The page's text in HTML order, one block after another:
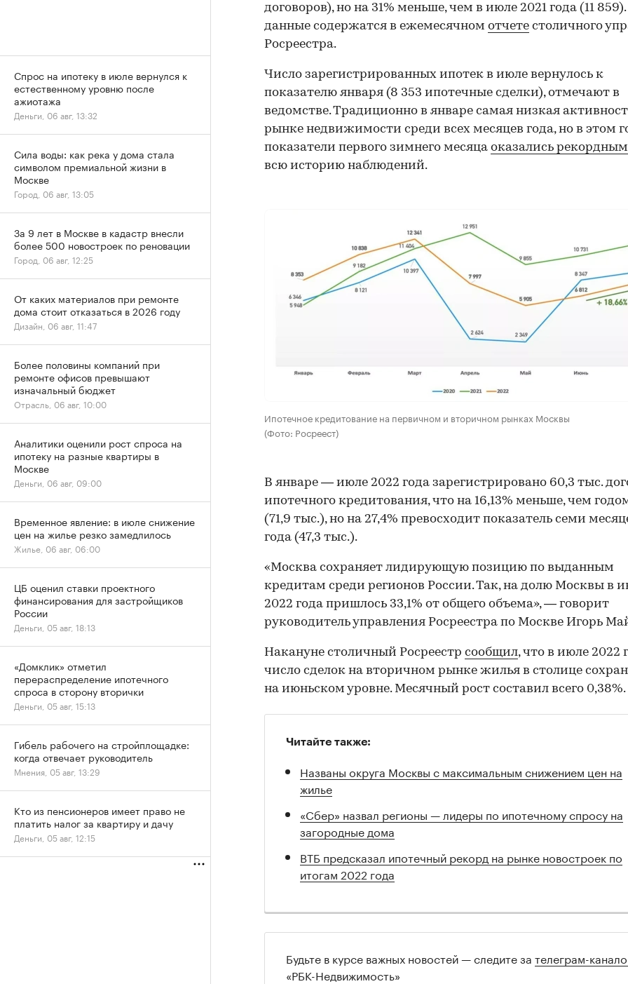
договоров), но на 31% меньше, чем в июле 2021 года (11
данные содержатся в ежемесячном отчете столичного
Росреестра.
Число зарегистрированных ипотек в июле вернулось к
показателю января (8 353 ипотечные сделки), отмечают в
ведомстве. Традиционно в январе самая низкая
рынке недвижимости среди всех месяцев года, но в этом
показатели первого зимнего месяца оказались
всю историю наблюдений.
Ипотечное кредитование на первичном и вторичном рынках Москвы
(Фото: Росреест)
В январе — июле 2022 года зарегистрировано 60,3 тыс.
ипотечного кредитования, что на 16,13% меньше, чем
(71,9 тыс.), но на 27,4% превосходит показатель семи
года (47,3 тыс.).
«Москва сохраняет лидирующую позицию по выданным
кредитам среди регионов России. Так, на долю Москвы в
2022 года пришлось 33,1% от общего объема», — говорит
руководитель управления Росреестра по Москве Игорь
Накануне столичный Росреестр сообщил, что в июле 2022
число сделок на вторичном рынке жилья в столице
на июньском уровне. Месячный рост составил всего 0,38%.
Читайте также:
Названы округа Москвы с максимальным снижением цен на
жилье
«Сбер» назвал регионы — лидеры по ипотечному спросу на
загородные дома
ВТБ предсказал ипотечный рекорд на рынке новостроек по
итогам 2022 года
Будьте в курсе важных новостей — следите за телеграм-
«РБК-Недвижимость»
Спрос на ипотеку в июле вернулся к
естественному уровню после
ажиотажа
Деньги, 06 авг, 13:32
Сила воды: как река у дома стала
символом премиальной жизни в
Москве
Город, 06 авг, 13:05
За 9 лет в Москве в кадастр внесли
более 500 новостроек по реновации
Город, 06 авг, 12:25
От каких материалов при ремонте
дома стоит отказаться в 2026 году
Дизайн, 06 авг, 11:47
Более половины компаний при
ремонте офисов превышают
изначальный бюджет
Отрасль, 06 авг, 10:00
Аналитики оценили рост спроса на
ипотеку на разные квартиры в
Москве
Деньги, 06 авг, 09:00
Временное явление: в июле снижение
цен на жилье резко замедлилось
Жилье, 06 авг, 06:00
ЦБ оценил ставки проектного
финансирования для застройщиков
России
Деньги, 05 авг, 18:13
«Домклик» отметил
перераспределение ипотечного
спроса в сторону вторички
Деньги, 05 авг, 15:13
Гибель рабочего на стройплощадке:
когда отвечает руководитель
Мнения, 05 авг, 13:29
Кто из пенсионеров имеет право не
платить налог за квартиру и дачу
Деньги, 05 авг, 12:15